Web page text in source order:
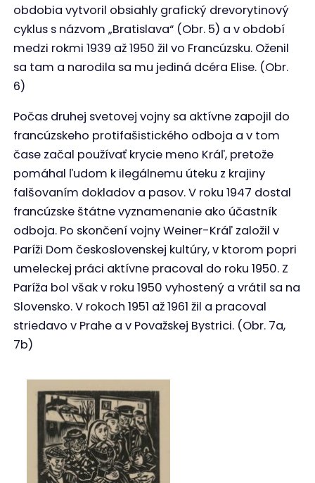
obdobia vytvoril obsiahly grafický drevorytinový
cyklus s názvom „Bratislava“ (Obr. 5) a v období
medzi rokmi 1939 až 1950 žil vo Francúzsku. Oženil
sa tam a narodila sa mu jediná dcéra Elise. (Obr.
6)
Počas druhej svetovej vojny sa aktívne zapojil do
francúzskeho protifašistického odboja a v tom
čase začal používať krycie meno Kráľ, pretože
pomáhal ľudom k ilegálnemu úteku z krajiny
falšovaním dokladov a pasov. V roku 1947 dostal
francúzske štátne vyznamenanie ako účastník
odboja. Po skončení vojny Weiner-Kráľ založil v
Paríži Dom československej kultúry, v ktorom popri
umeleckej práci aktívne pracoval do roku 1950. Z
Paríža bol však v roku 1950 vyhostený a vrátil sa na
Slovensko. V rokoch 1951 až 1961 žil a pracoval
striedavo v Prahe a v Považskej Bystrici. (Obr. 7a,
7b)